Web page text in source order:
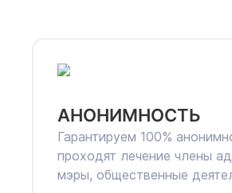
АНОНИМНОСТЬ
Гарантируем 100%
проходят лечение члены
мэры, общественные